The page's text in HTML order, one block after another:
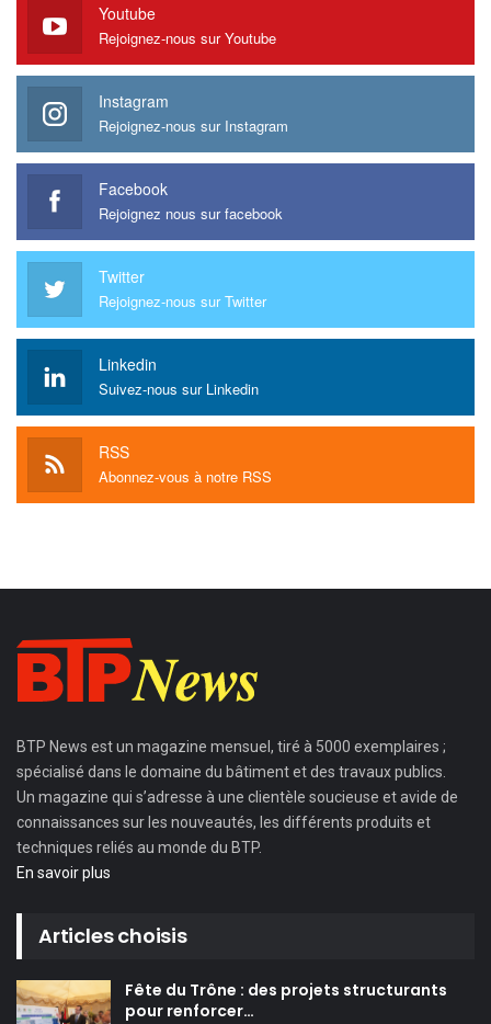
Youtube
Rejoignez-nous sur Youtube
Instagram
Rejoignez-nous sur Instagram
Facebook
Rejoignez nous sur facebook
Twitter
Rejoignez-nous sur Twitter
Linkedin
Suivez-nous sur Linkedin
RSS
Abonnez-vous à notre RSS
BTP News est un magazine mensuel, tiré à 5000 exemplaires ;
spécialisé dans le domaine du bâtiment et des travaux publics.
Un magazine qui s’adresse à une clientèle soucieuse et avide de
connaissances sur les nouveautés, les différents produits et
techniques reliés au monde du BTP.
En savoir plus
Articles choisis
Fête du Trône : des projets structurants
pour renforcer…